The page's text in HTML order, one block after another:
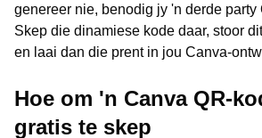
genereer nie, benodig jy 'n derde party
Skep die dinamiese kode daar, stoor
en laai dan die prent in jou Canva-
Hoe om 'n Canva QR-
gratis te skep